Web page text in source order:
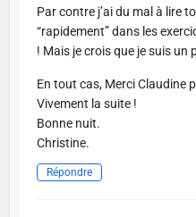
Par contre j’ai du mal à lire
“rapidement” dans les
! Mais je crois que je suis un
En tout cas, Merci Claudine
Vivement la suite !
Bonne nuit.
Christine.
Répondre